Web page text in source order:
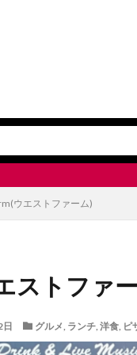
ウエストファーム)
ストファ
グルメ, ランチ, 洋食, ピ